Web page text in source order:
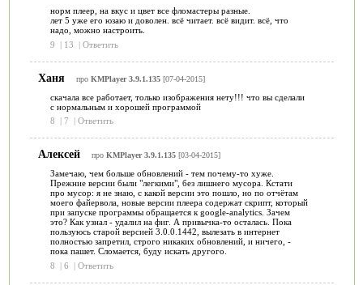
норм плеер, на вкус и цвет все фломастеры разные.
лет 5 уже его юзаю и доволен. всё читает. всё видит. всё, что
надо, можно настроить.
9
| 13 | Ответить
Ханя про KMPlayer 3.9.1.135[07-04-2015]
скачала все работает, только изображения нету!!! что вы сделали
с нормальным и хорошей программой
8
| 7 | Ответить
Алексей про KMPlayer 3.9.1.135[03-04-2015]
Замечаю, чем больше обновлений - тем почему-то хуже.
Прежние версии были "легкими", без лишнего мусора. Кстати
про мусор: я не знаю, с какой версии это пошло, но по отчётам
моего файервола, новые версии плеера содержат скрипт, который
при запуске программы обращается к google-analytics. Зачем
это? Как узнал - удалил на фиг. А привычка-то осталась. Пока
пользуюсь старой версией 3.0.0.1442, вылезать в интернет
полностью запретил, строго никаких обновлений, и ничего, -
пока пашет. Сломается, буду искать другого.
8
| 6 | Ответить